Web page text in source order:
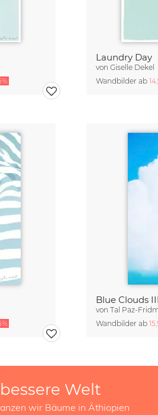
Laundry Day
vonGiselle Dekel
Wandbilder ab
Blue Clouds III
vonTal Paz-
Wandbilder ab
Welt
wir Bäume in Äthiopien